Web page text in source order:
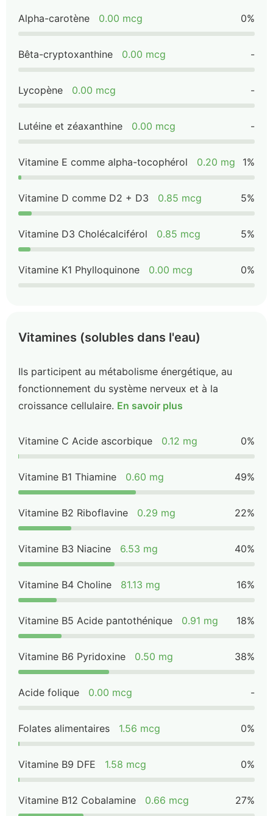
Alpha-carotène 0.00 mcg 0%
Bêta-cryptoxanthine 0.00 mcg -
Lycopène 0.00 mcg -
Lutéine et zéaxanthine 0.00 mcg -
Vitamine E comme alpha-tocophérol 0.20 mg 1%
Vitamine D comme D2 + D3 0.85 mcg 5%
Vitamine D3 Cholécalciférol 0.85 mcg 5%
Vitamine K1 Phylloquinone 0.00 mcg 0%
Vitamines (solubles dans l'eau)
Ils participent au métabolisme énergétique, au
fonctionnement du système nerveux et à la
croissance cellulaire. En savoir plus
Vitamine C Acide ascorbique 0.12 mg 0%
Vitamine B1 Thiamine 0.60 mg 49%
Vitamine B2 Riboflavine 0.29 mg 22%
Vitamine B3 Niacine 6.53 mg 40%
Vitamine B4 Choline 81.13 mg 16%
Vitamine B5 Acide pantothénique 0.91 mg 18%
Vitamine B6 Pyridoxine 0.50 mg 38%
Acide folique 0.00 mcg -
Folates alimentaires 1.56 mcg 0%
Vitamine B9 DFE 1.58 mcg 0%
Vitamine B12 Cobalamine 0.66 mcg 27%